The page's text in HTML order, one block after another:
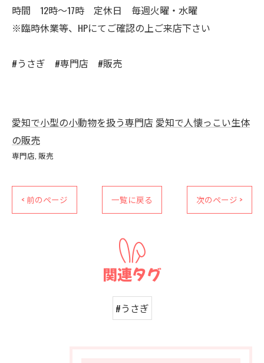
時間 12時〜17時 定休日 毎週火曜・水曜
※臨時休業等、HPにてご確認の上ご来店下さい
#うさぎ #専門店 #販売
愛知で小型の小動物を扱う専門店 愛知で人懐っこい生体
の販売
専門店 販売
< 前のページ 一覧に戻る 次のページ >
関連タグ
#うさぎ